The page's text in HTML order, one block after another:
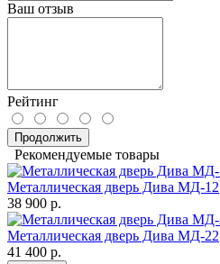
Ваш отзыв
Рейтинг
Продолжить
Рекомендуемые товары
Металлическая дверь Дива МД-12
38 900 р.
Металлическая дверь Дива МД-22
41 400 р.